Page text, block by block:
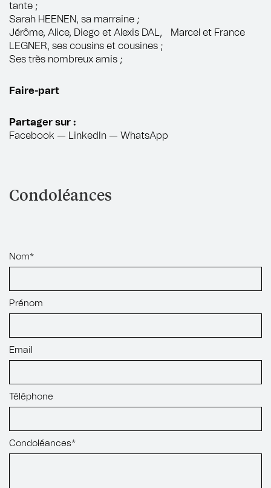
tante ;
Sarah HEENEN, sa marraine ;
Jérôme, Alice, Diego et Alexis DAL, Marcel et France
LEGNER, ses cousins et cousines ;
Ses très nombreux amis ;
Faire-part
Partager sur :
Facebook — LinkedIn — WhatsApp
Condoléances
Nom*
Prénom
Email
Téléphone
Condoléances*